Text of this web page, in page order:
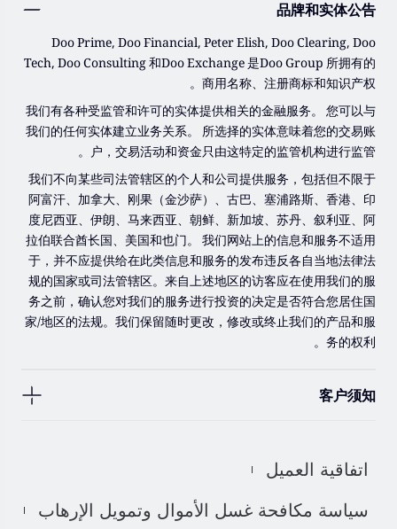
货，差价合约和其他金融产品交易涉及高风险，可能会在短时间
内发生超过您的初始投资的大额亏损。
过去的投资表现并不代表其未来的表现。
在与我们进行任何交易之前，请确保您完全了解使用相应金融工
具进行交易的风险。 如果您不了解此处说明的风险，则应寻求独
立的专业建议。
品牌和实体公告
Doo Prime, Doo Financial, Peter Elish, Doo Clearing, Doo
Tech, Doo Consulting 和Doo Exchange 是Doo Group 所拥有的
商用名称、注册商标和知识产权。
我们有各种受监管和许可的实体提供相关的金融服务。 您可以与
我们的任何实体建立业务关系。 所选择的实体意味着您的交易账
户，交易活动和资金只由这特定的监管机构进行监管。
我们不向某些司法管辖区的个人和公司提供服务，包括但不限于
阿富汗、加拿大、刚果（金沙萨）、古巴、塞浦路斯、香港、印
度尼西亚、伊朗、马来西亚、朝鲜、新加坡、苏丹、叙利亚、阿
拉伯联合酋长国、美国和也门。 我们网站上的信息和服务不适用
于，并不应提供给在此类信息和服务的发布违反各自当地法律法
规的国家或司法管辖区。来自上述地区的访客应在使用我们的服
务之前，确认您对我们的服务进行投资的决定是否符合您居住国
家/地区的法规。我们保留随时更改，修改或终止我们的产品和服
务的权利。
客户须知
方材料（“材料”）仅供参考。 该材料仅被认为是市场传播，不包
管我们已尽一切合理的努力确保信息的准确性和完整性，但我们
اتفاقية العميل
سياسة مكافحة غسل الأموال وتمويل الإرهاب